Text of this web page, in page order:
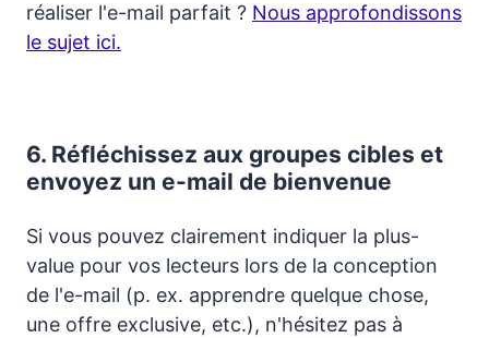
réaliser l'e-mail parfait ? Nous approfondissons
le sujet ici.
6. Réfléchissez aux groupes cibles et
envoyez un e-mail de bienvenue
Si vous pouvez clairement indiquer la plus-
value pour vos lecteurs lors de la conception
de l'e-mail (p. ex. apprendre quelque chose,
une offre exclusive, etc.), n'hésitez pas à